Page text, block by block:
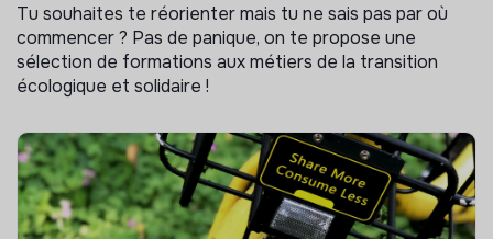
Tu souhaites te réorienter mais tu ne sais pas par où
commencer ? Pas de panique, on te propose une
sélection de formations aux métiers de la transition
écologique et solidaire !